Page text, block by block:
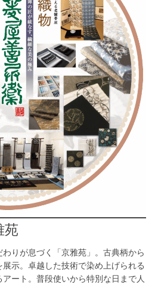
苑
りが息づく「京雅苑」。古典柄から
示。卓越した技術で染め上げられる
ート。普段使いから特別な日まで人